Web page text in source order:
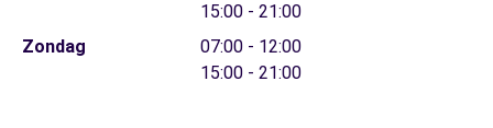
15:00 - 21:00
Zondag
07:00 - 12:00
15:00 - 21:00